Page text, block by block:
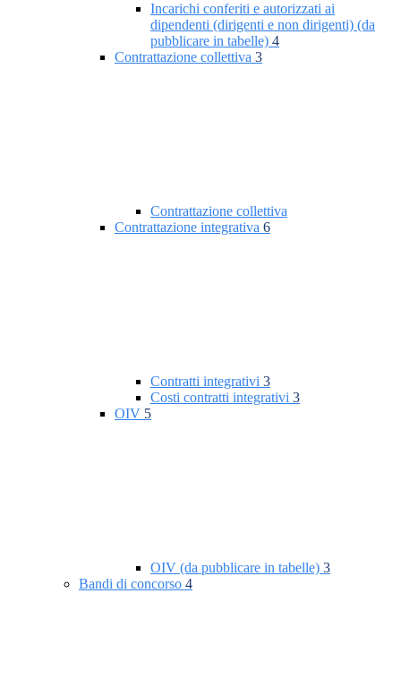
Incarichi conferiti e autorizzati ai
dipendenti (dirigenti e non dirigenti) (da
pubblicare in tabelle) 4
Contrattazione collettiva 3
Contrattazione collettiva
Contrattazione integrativa 6
Contratti integrativi 3
Costi contratti integrativi 3
OIV 5
OIV (da pubblicare in tabelle) 3
Bandi di concorso 4